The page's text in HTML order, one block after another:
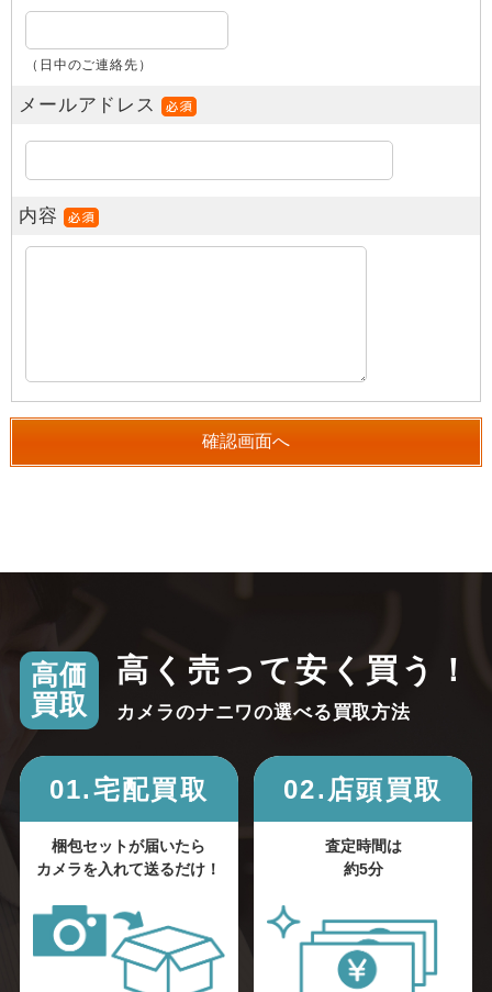
（日中のご連絡先）
メールアドレス
内容
高価
買取
高く売って安く買う！
カメラのナニワの選べる買取方法
01.宅配買取
梱包セットが届いたら
カメラを入れて送るだけ！
02.店頭買取
査定時間は
約5分